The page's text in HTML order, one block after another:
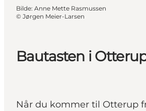
Bautasten i
Når du kommer til Otterup
Bilde: Anne Mette Rasmussen
© Jørgen Meier-Larsen